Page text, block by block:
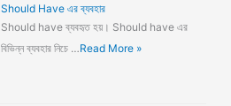
Should Have এর ব্যবহার
Should have ব্যবহৃত হয়। Should have এর
বিভিন্ন ব্যবহার নিচে …Read More »